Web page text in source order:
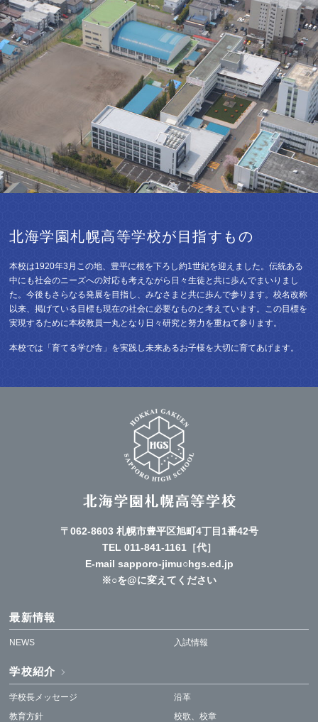
北海学園札幌高等学校が目指すもの
本校は1920年3月この地、豊平に根を下ろし約1世紀を迎えました。伝統ある
中にも社会のニーズへの対応も考えながら日々生徒と共に歩んでまいりまし
た。今後もさらなる発展を目指し、みなさまと共に歩んで参ります。校名改称
以来、掲げている目標も現在の社会に必要なものと考えています。この目標を
実現するために本校教員一丸となり日々研究と努力を重ねて参ります。
本校では「育てる学び舎」を実践し未来あるお子様を大切に育てあげます。
〒062-8603 札幌市豊平区旭町4丁目1番42号
TEL 011-841-1161 ［代］
E-mail sapporo-jimu○hgs.ed.jp
※○を@に変えてください
最新情報
NEWS 入試情報
学校紹介
学校長メッセージ
教育方針
沿革
校歌、校章